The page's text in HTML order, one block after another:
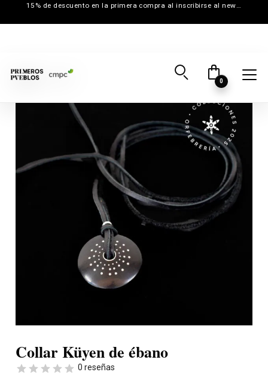
15% de descuento en la primera compra al inscribirse al newsletter
0
Collar Küyen de ébano
0 reseñas